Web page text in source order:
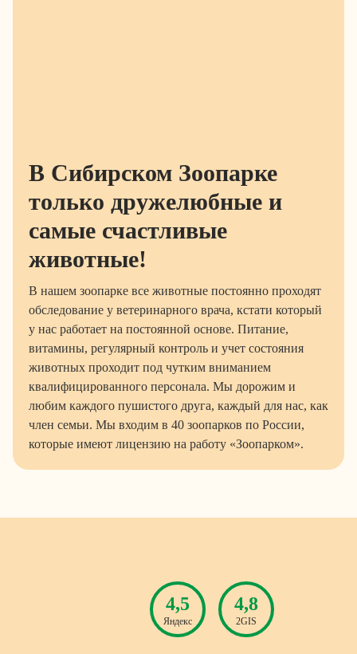
В Сибирском Зоопарке
только дружелюбные и
самые счастливые
животные!
В нашем зоопарке все животные постоянно проходят
обследование у ветеринарного врача, кстати который
у нас работает на постоянной основе. Питание,
витамины, регулярный контроль и учет состояния
животных проходит под чутким вниманием
квалифицированного персонала. Мы дорожим и
любим каждого пушистого друга, каждый для нас, как
член семьи. Мы входим в 40 зоопарков по России,
которые имеют лицензию на работу «Зоопарком».
4,5
Яндекс
4,8
2GIS